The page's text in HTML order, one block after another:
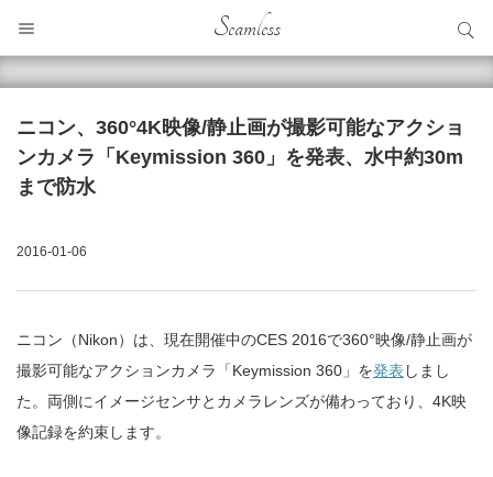
Seamless
ニコン、360°4K映像/静止画が撮影可能なアクショ
ンカメラ「Keymission 360」を発表、水中約30m
まで防水
2016-01-06
ニコン（Nikon）は、現在開催中のCES 2016で360°映像/静止画が
撮影可能なアクションカメラ「Keymission 360」を発表 しまし
た。両側にイメージセンサとカメラレンズが備わっており、4K映
像記録を約束します。
サイト内検索